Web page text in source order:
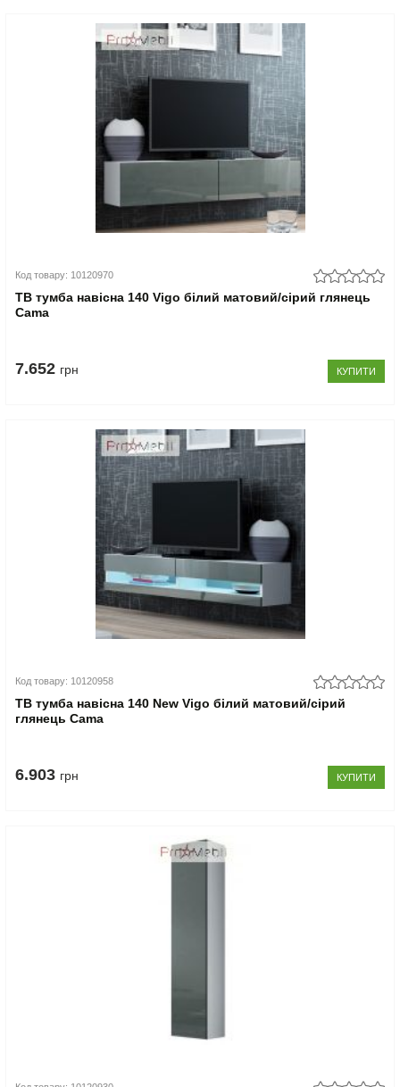
Код товару: 10120970
ТВ тумба навісна 140 Vigo білий матовий/сірий глянець
Cama
7.652 грн КУПИТИ
Код товару: 10120958
ТВ тумба навісна 140 New Vigo білий матовий/сірий
глянець Cama
6.903 грн КУПИТИ